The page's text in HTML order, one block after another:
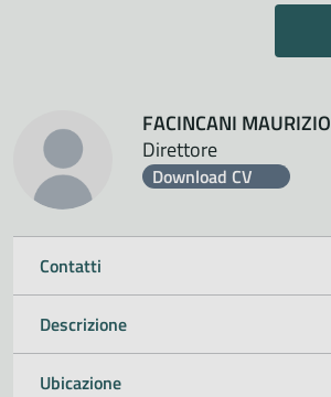
FACINCANI MAURIZIO
Direttore
Download CV
Contatti
Descrizione
Ubicazione